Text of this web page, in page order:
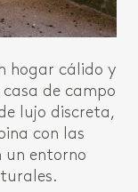
hogar cálido y
de campo
lujo discreta,
con las
un entorno